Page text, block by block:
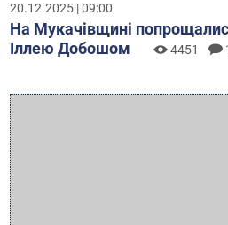
20.12.2025 | 09:00
На Мукачівщині
Іллею Добошом
4451